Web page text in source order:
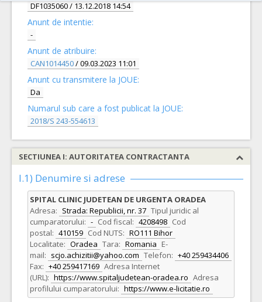
DF1035060/ 13.12.2018 14:54
Anunt de intentie:
-
Anunt de atribuire:
CAN1014450/ 09.03.2023 11:01
Anunt cu transmitere la JOUE:
Da
Numarul sub care a fost publicat la JOUE:
2018/S 243-554613
SECTIUNEA I: AUTORITATEA CONTRACTANTA
I.1) Denumire si adrese
SPITAL CLINIC JUDETEAN DE URGENTA ORADEA
Adresa: Strada: Republicii, nr. 37 Tipul juridic al
cumparatorului: - Cod fiscal: 4208498 Cod
postal: 410159 Cod NUTS: RO111 Bihor
Localitate: Oradea Tara: Romania E-
mail: scjo.achizitii@yahoo.com Telefon: +40 259434406
Fax: +40 259417169 Adresa Internet
(URL): https://www.spitaljudetean-oradea.ro Adresa
profilului cumparatorului: https://www.e-licitatie.ro